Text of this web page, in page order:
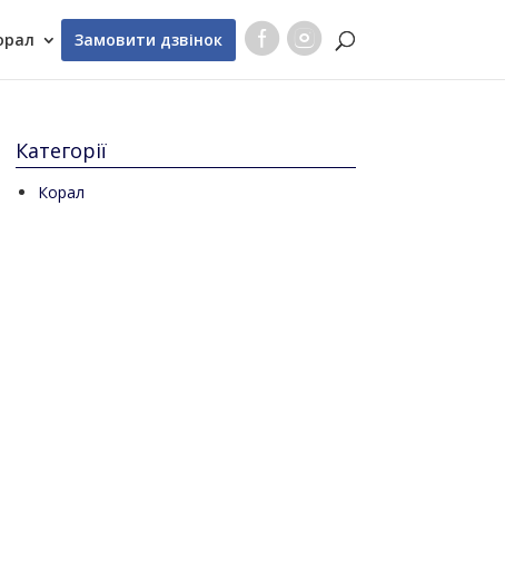
Замовити дзвінок
Категорії
Корал